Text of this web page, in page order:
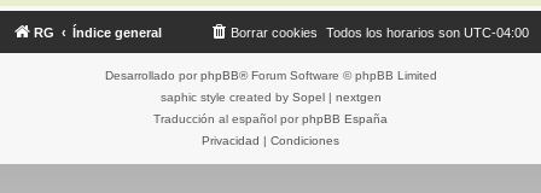
RG Índice general Todos los horarios son UTC-04:00
Borrar cookies
Desarrollado por phpBB® Forum Software © phpBB Limited
saphic style created by Sopel| nextgen
Traducción al español por phpBB España
Privacidad | Condiciones